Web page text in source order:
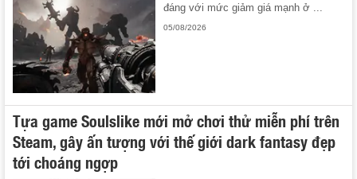
đáng với mức giảm giá mạnh ở ...
05/08/2026
Tựa game Soulslike mới mở chơi thử miễn phí trên
Steam, gây ấn tượng với thế giới dark fantasy đẹp
tới choáng ngợp